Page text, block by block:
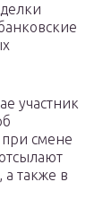
участник
смене
также в